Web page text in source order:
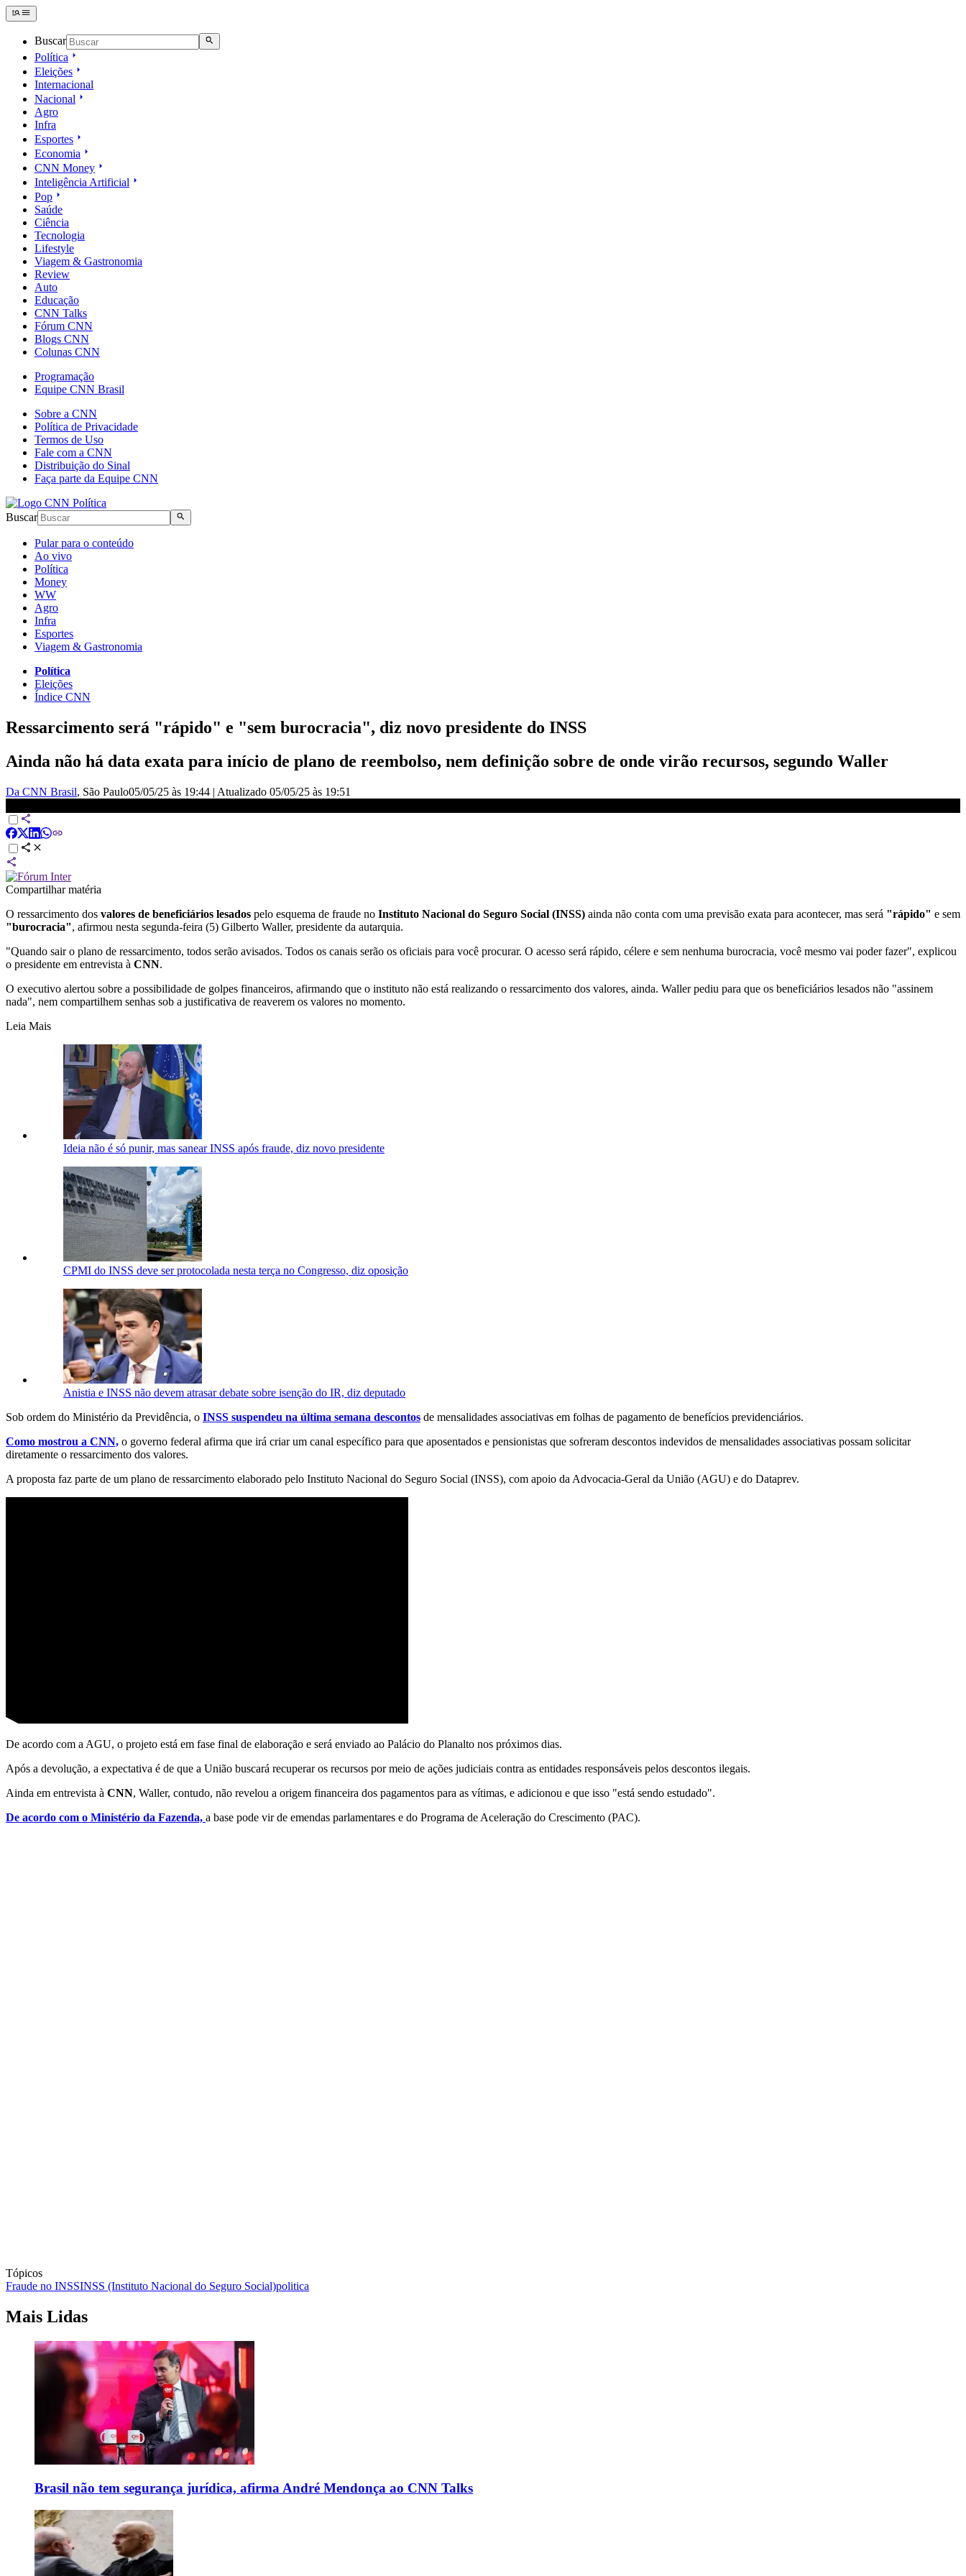
Buscar
Política
Eleições
Internacional
Nacional
Agro
Infra
Esportes
Economia
CNN Money
Inteligência Artificial
Pop
Saúde
Ciência
Tecnologia
Lifestyle
Viagem & Gastronomia
Review
Auto
Educação
CNN Talks
Fórum CNN
Blogs CNN
Colunas CNN
Programação
Equipe CNN Brasil
Sobre a CNN
Política de Privacidade
Termos de Uso
Fale com a CNN
Distribuição do Sinal
Faça parte da Equipe CNN
Buscar
Pular para o conteúdo
Ao vivo
Política
Money
WW
Agro
Infra
Esportes
Viagem & Gastronomia
Política
Eleições
Índice CNN
Ressarcimento será "rápido" e "sem burocracia", diz novo presidente do INSS
Ainda não há data exata para início de plano de reembolso, nem definição sobre de onde virão recursos, segundo Waller
Da CNN Brasil, São Paulo05/05/25 às 19:44 | Atualizado 05/05/25 às 19:51
Compartilhar matéria
O ressarcimento dos valores de beneficiários lesados pelo esquema de fraude no Instituto Nacional do Seguro Social (INSS) ainda não conta com uma previsão exata para acontecer, mas será "rápido" e sem
"burocracia", afirmou nesta segunda-feira (5) Gilberto Waller, presidente da autarquia.
"Quando sair o plano de ressarcimento, todos serão avisados. Todos os canais serão os oficiais para você procurar. O acesso será rápido, célere e sem nenhuma burocracia, você mesmo vai poder fazer", explicou
o presidente em entrevista à CNN.
O executivo alertou sobre a possibilidade de golpes financeiros, afirmando que o instituto não está realizando o ressarcimento dos valores, ainda. Waller pediu para que os beneficiários lesados não "assinem
nada", nem compartilhem senhas sob a justificativa de reaverem os valores no momento.
Leia Mais
Ideia não é só punir, mas sanear INSS após fraude, diz novo presidente
CPMI do INSS deve ser protocolada nesta terça no Congresso, diz oposição
Anistia e INSS não devem atrasar debate sobre isenção do IR, diz deputado
Sob ordem do Ministério da Previdência, o INSS suspendeu na última semana descontos de mensalidades associativas em folhas de pagamento de benefícios previdenciários.
Como mostrou a CNN, o governo federal afirma que irá criar um canal específico para que aposentados e pensionistas que sofreram descontos indevidos de mensalidades associativas possam solicitar
diretamente o ressarcimento dos valores.
A proposta faz parte de um plano de ressarcimento elaborado pelo Instituto Nacional do Seguro Social (INSS), com apoio da Advocacia-Geral da União (AGU) e do Dataprev.
De acordo com a AGU, o projeto está em fase final de elaboração e será enviado ao Palácio do Planalto nos próximos dias.
Após a devolução, a expectativa é de que a União buscará recuperar os recursos por meio de ações judiciais contra as entidades responsáveis pelos descontos ilegais.
Ainda em entrevista à CNN, Waller, contudo, não revelou a origem financeira dos pagamentos para as vítimas, e adicionou e que isso "está sendo estudado".
De acordo com o Ministério da Fazenda, a base pode vir de emendas parlamentares e do Programa de Aceleração do Crescimento (PAC).
Tópicos
Fraude no INSSINSS (Instituto Nacional do Seguro Social)politica
Mais Lidas
Brasil não tem segurança jurídica, afirma André Mendonça ao CNN Talks